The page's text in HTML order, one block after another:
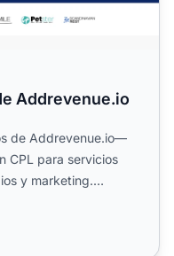
Addrevenue.io
de Addrevenue.io—
CPL para servicios
y marketing.